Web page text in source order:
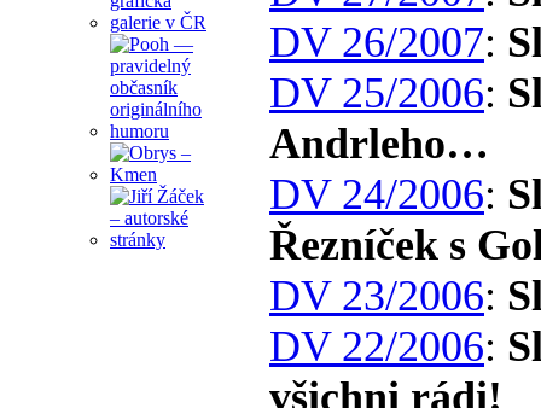
DV 26/2007:
DV 25/2006:
Andrleho…
DV 24/2006:
Řezníček s
DV 23/2006:
DV 22/2006:
všichni rádi!